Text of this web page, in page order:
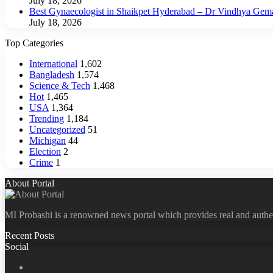
Best Gynaecologist in Shaikpet Hyderabad – Dr Vindhya
July 18, 2026
Top Categories
International 1,602
Bangladesh 1,574
Science & Tech 1,468
Hot 1,465
USA 1,364
Trending 1,184
Uncategorized 51
Michigan 44
Election 2
Crime 1
About Portal
MI Probashi is a renowned news portal which provides real and
Recent Posts
Social